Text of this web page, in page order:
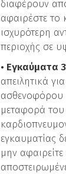
διαφέρουν
αφαιρέστε το
ισχυρότερη
περιοχής σε
• Εγκαύματα
απειλητικά
ασθενοφόρου
μεταφορά του
εγκαυματίας
μην